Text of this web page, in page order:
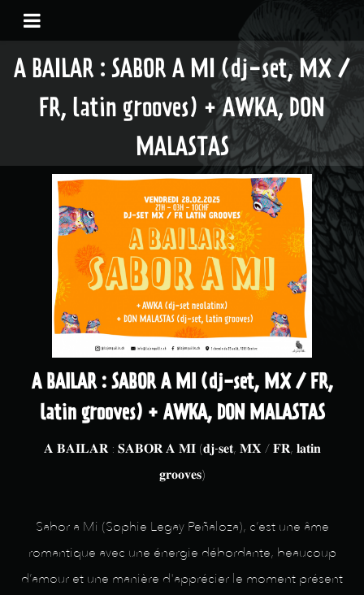
A BAILAR : SABOR A MI (dj-set, MX /
FR, latin grooves) + AWKA, DON
MALASTAS
A BAILAR : SABOR A MI (dj-set, MX / FR,
latin grooves) + AWKA, DON MALASTAS
𝐀 𝐁𝐀𝐈𝐋𝐀𝐑 : 𝐒𝐀𝐁𝐎𝐑 𝐀 𝐌𝐈 (𝐝𝐣-𝐬𝐞𝐭, 𝐌𝐗 / 𝐅𝐑, 𝐥𝐚𝐭𝐢𝐧
𝐠𝐫𝐨𝐨𝐯𝐞𝐬)
Sabor a Mi (Sophie Legay Peñaloza), c’est une âme
romantique avec une énergie débordante, beaucoup
d’amour et une manière d'apprécier le moment présent